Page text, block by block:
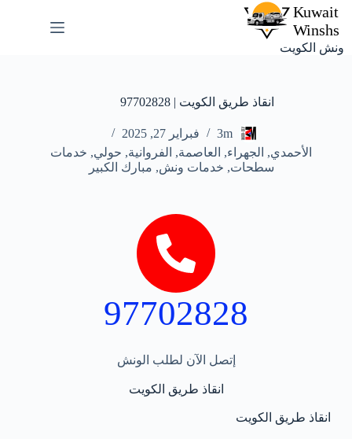
ونش الكويت
انقاذ طريق الكويت | 97702828
3m
فبراير 27, 2025
الأحمدي, الجهراء, العاصمة, الفروانية, حولي, خدمات
سطحات, خدمات ونش, مبارك الكبير
97702828
إتصل الآن لطلب الونش
انقاذ طريق الكويت
انقاذ طريق الكويت